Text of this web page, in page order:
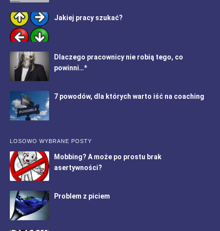
Jakiej pracy szukać?
Dlaczego pracownicy nie robią tego, co
powinni…*
7 powodów, dla których warto iść na coaching
LOSOWO WYBRANE POSTY
Mobbing? A może po prostu brak
asertywności?
Problem z piciem